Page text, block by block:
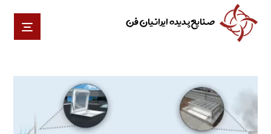
صنایع پدیده ایرانیان فن